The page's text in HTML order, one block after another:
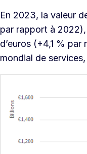
En 2023, la valeur
par rapport à
d’euros (+4,1 %
mondial de